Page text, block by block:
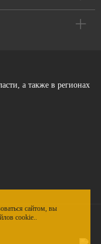
а также в регионах
сайтом, вы
cookie..